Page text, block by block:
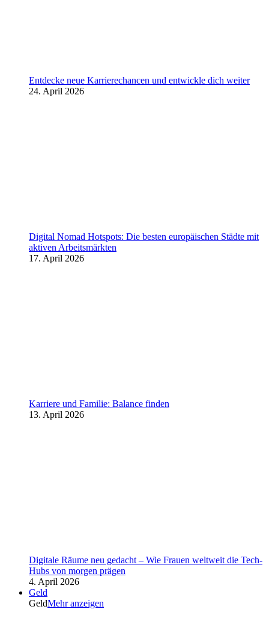
Entdecke neue Karrierechancen und entwickle dich weiter
24. April 2026
Digital Nomad Hotspots: Die besten europäischen Städte mit
aktiven Arbeitsmärkten
17. April 2026
Karriere und Familie: Balance finden
13. April 2026
Digitale Räume neu gedacht – Wie Frauen weltweit die Tech-
Hubs von morgen prägen
4. April 2026
Geld
GeldMehr anzeigen